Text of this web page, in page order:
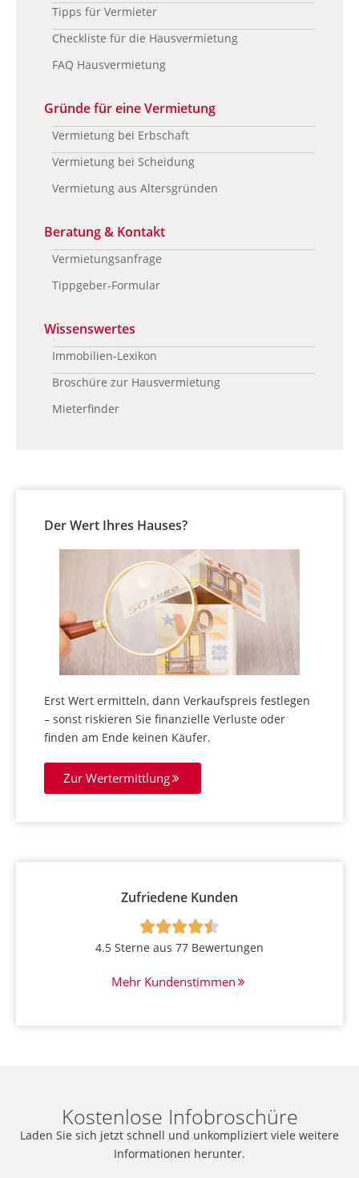
Tipps für Vermieter
Checkliste für die Hausvermietung
FAQ Hausvermietung
Gründe für eine Vermietung
Vermietung bei Erbschaft
Vermietung bei Scheidung
Vermietung aus Altersgründen
Beratung & Kontakt
Vermietungsanfrage
Tippgeber-Formular
Wissenswertes
Immobilien-Lexikon
Broschüre zur Hausvermietung
Mieterfinder
Der Wert Ihres Hauses?
Erst Wert ermitteln, dann Verkaufspreis festlegen
– sonst riskieren Sie finanzielle Verluste oder
finden am Ende keinen Käufer.
Zur Wertermittlung
Zufriedene Kunden

4.5 Sterne aus 77 Bewertungen
Mehr Kundenstimmen
Kostenlose Infobroschüre
Laden Sie sich jetzt schnell und unkompliziert viele weitere
Informationen herunter.